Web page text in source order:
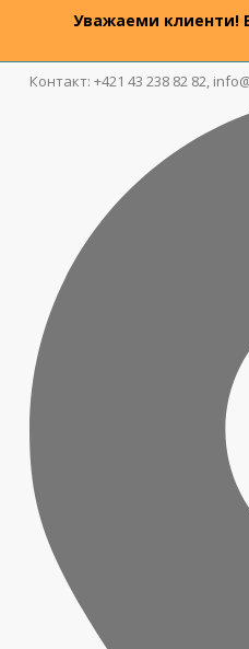
Уважаеми клиенти!
Контакт: +421 43 238 82 82,